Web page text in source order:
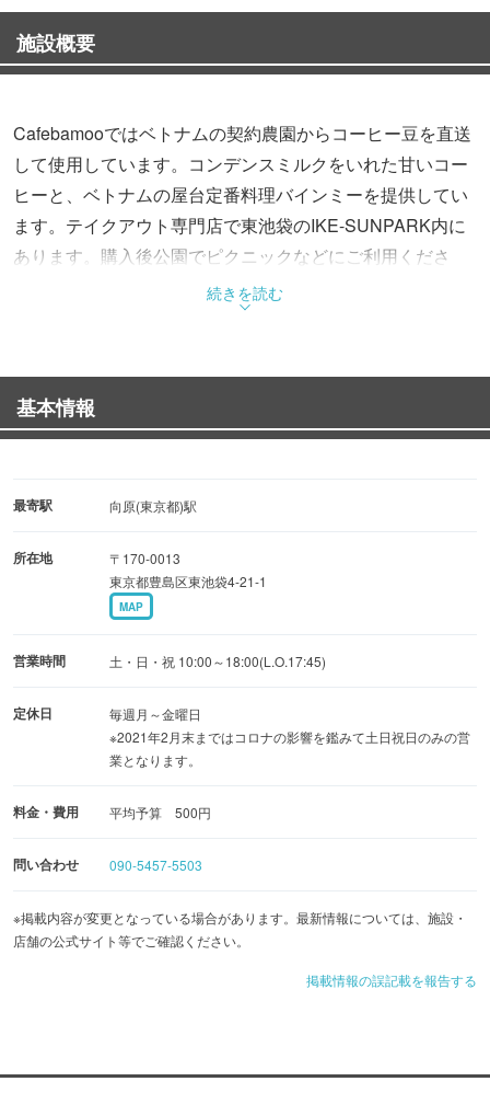
施設概要
Cafebamooではベトナムの契約農園からコーヒー豆を直送
して使用しています。コンデンスミルクをいれた甘いコー
ヒーと、ベトナムの屋台定番料理バインミーを提供してい
ます。テイクアウト専門店で東池袋のIKE-SUNPARK内に
あります。購入後公園でピクニックなどにご利用くださ
い。ベトナムビール2種類とお子様向けにフレンチトース
トとソフトドリンクもご用意しています。
続きを読む
基本情報
最寄駅 向原(東京都)駅
所在地
〒170-0013
東京都豊島区東池袋4-21-1
MAP
営業時間 土・日・祝 10:00～18:00(L.O.17:45)
定休日
毎週月～金曜日
※2021年2月末まではコロナの影響を鑑みて土日祝日のみの営
業となります。
料金・費用 平均予算 500円
問い合わせ 090-5457-5503
※掲載内容が変更となっている場合があります。最新情報については、施設・
店舗の公式サイト等でご確認ください。
掲載情報の誤記載を報告する